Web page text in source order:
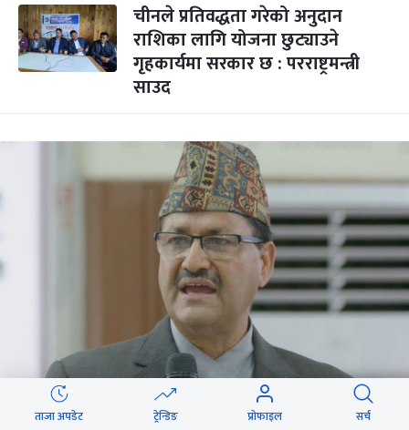
चीनले प्रतिवद्धता गरेको अनुदान
राशिका लागि योजना छुट्याउने
गृहकार्यमा सरकार छ : परराष्ट्रमन्त्री
साउद
ताजा अपडेट ट्रेन्डिङ प्रोफाइल सर्च